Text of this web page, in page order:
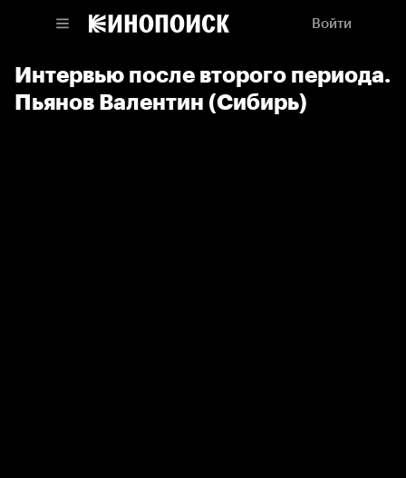
Войти
Интервью после второго периода.
Пьянов Валентин (Сибирь)